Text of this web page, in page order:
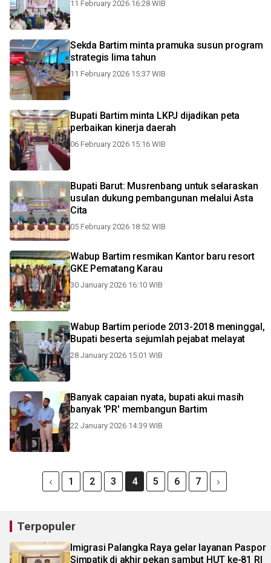
11 February 2026 16:28 WIB
Sekda Bartim minta pramuka susun program
strategis lima tahun
11 February 2026 15:37 WIB
Bupati Bartim minta LKPJ dijadikan peta
perbaikan kinerja daerah
06 February 2026 15:16 WIB
Bupati Barut: Musrenbang untuk selaraskan
usulan dukung pembangunan melalui Asta
Cita
05 February 2026 18:52 WIB
Wabup Bartim resmikan Kantor baru resort
GKE Pematang Karau
30 January 2026 16:10 WIB
Wabup Bartim periode 2013-2018 meninggal,
Bupati beserta sejumlah pejabat melayat
28 January 2026 15:01 WIB
Banyak capaian nyata, bupati akui masih
banyak 'PR' membangun Bartim
22 January 2026 14:39 WIB
1 2 3 4 5 6 7
Terpopuler
Imigrasi Palangka Raya gelar layanan Paspor
Simpatik di akhir pekan sambut HUT ke-81 RI